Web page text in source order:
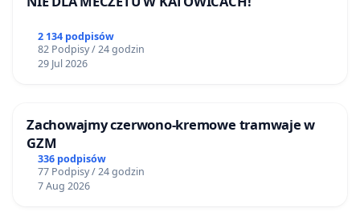
2 134 podpisów
82 Podpisy / 24 godzin
29 Jul 2026
Zachowajmy czerwono-kremowe tramwaje w
GZM
336 podpisów
77 Podpisy / 24 godzin
7 Aug 2026